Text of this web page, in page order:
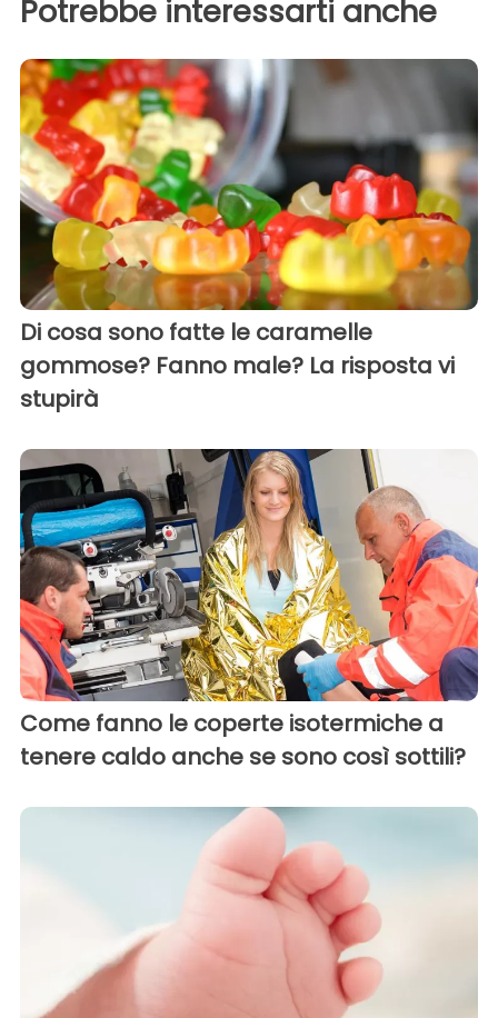
Potrebbe interessarti anche
Di cosa sono fatte le caramelle
gommose? Fanno male? La risposta vi
stupirà
Come fanno le coperte isotermiche a
tenere caldo anche se sono così sottili?